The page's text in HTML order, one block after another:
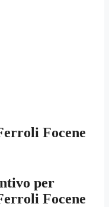
Focene
per
Focene